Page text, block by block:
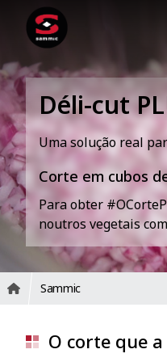
Déli-cut
Uma solução real
Corte em cubos
Para obter
noutros vegetais
Sammic
O corte que